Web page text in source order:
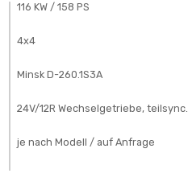
116 KW / 158 PS
4x4
Minsk D-260.1S3A
24V/12R Wechselgetriebe, teilsync.
je nach Modell / auf Anfrage